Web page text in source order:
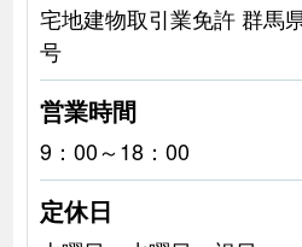
宅地建物取引業免許 群馬
号
営業時間
9：00～18：00
定休日